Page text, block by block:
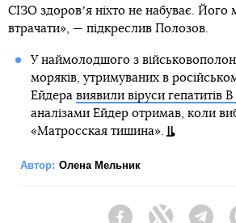
СІЗО здоровʼя ніхто не набуває. Його
втрачати», — підкреслив Полозов.
У наймолодшого з
моряків, утримуваних в
Ейдера виявили віруси гепатитів В
аналізами Ейдер отримав, коли
«Матросская тишина».
Автор: Олена Мельник